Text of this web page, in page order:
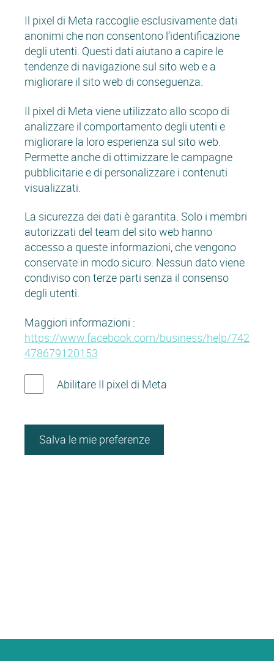
Il pixel di Meta raccoglie esclusivamente dati
anonimi che non consentono l’identificazione
degli utenti. Questi dati aiutano a capire le
tendenze di navigazione sul sito web e a
migliorare il sito web di conseguenza.
Il pixel di Meta viene utilizzato allo scopo di
analizzare il comportamento degli utenti e
migliorare la loro esperienza sul sito web.
Permette anche di ottimizzare le campagne
pubblicitarie e di personalizzare i contenuti
visualizzati.
La sicurezza dei dati è garantita. Solo i membri
autorizzati del team del sito web hanno
accesso a queste informazioni, che vengono
conservate in modo sicuro. Nessun dato viene
condiviso con terze parti senza il consenso
degli utenti.
Maggiori informazioni :
https://www.facebook.com/business/help/742
478679120153
Abilitare Il pixel di Meta
Salva le mie preferenze